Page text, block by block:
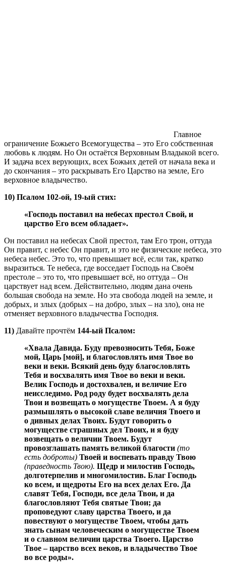
Главное
ограничение Божьего Всемогущества – это Его собственная
любовь к людям. Но Он остаётся Верховным Владыкой всего.
И задача всех верующих, всех Божьих детей от начала века и
до скончания – это раскрывать Его Царство на земле, Его
верховное владычество.
10) Псалом 102-ой, 19-ый стих:
«Господь поставил на небесах престол Свой, и
царство Его всем обладает».
Он поставил на небесах Свой престол, там Его трон, оттуда
Он правит, с небес Он правит, и это не физические небеса, это
небеса небес. Это то, что превышает всё, если так, кратко
выразиться. Те небеса, где восседает Господь на Своём
престоле – это то, что превышает всё, но оттуда – Он
царствует над всем. Действительно, людям дана очень
большая свобода на земле. Но эта свобода людей на земле, и
добрых, и злых (добрых – на добро, злых – на зло), она не
отменяет верховного владычества Господня.
11) Давайте прочтём 144-ый Псалом:
«Хвала Давида. Буду превозносить Тебя, Боже
мой, Царь [мой], и благословлять имя Твое во
веки и веки. Всякий день буду благословлять
Тебя и восхвалять имя Твое во веки и веки.
Велик Господь и достохвален, и величие Его
неисследимо. Род роду будет восхвалять дела
Твои и возвещать о могуществе Твоем. А я буду
размышлять о высокой славе величия Твоего и
о дивных делах Твоих. Будут говорить о
могуществе страшных дел Твоих, и я буду
возвещать о величии Твоем. Будут
провозглашать память великой благости (то
есть доброты) Твоей и воспевать правду Твою
(праведность Твою). Щедр и милостив Господь,
долготерпелив и многомилостив. Благ Господь
ко всем, и щедроты Его на всех делах Его. Да
славят Тебя, Господи, все дела Твои, и да
благословляют Тебя святые Твои; да
проповедуют славу царства Твоего, и да
повествуют о могуществе Твоем, чтобы дать
знать сынам человеческим о могуществе Твоем
и о славном величии царства Твоего. Царство
Твое – царство всех веков, и владычество Твое
во все роды».